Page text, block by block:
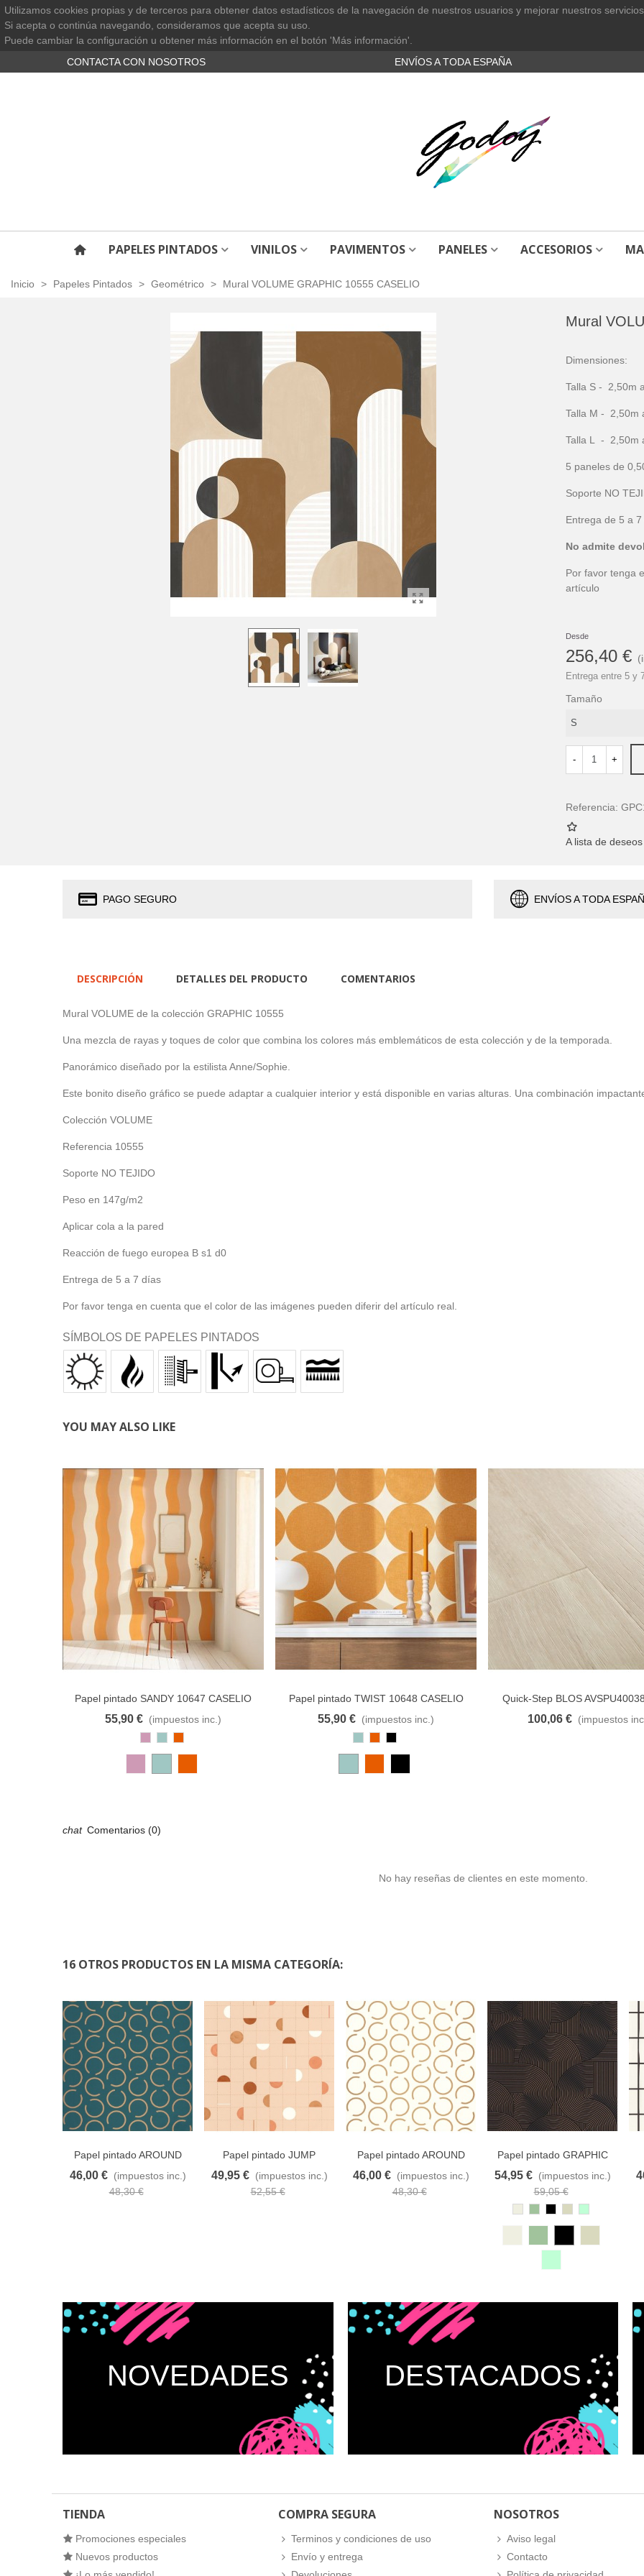
Utilizamos cookies propias y de terceros para obtener datos estadísticos de la navegación de nuestros usuarios y mejorar nuestros servicios.
Si acepta o continúa navegando, consideramos que acepta su uso.
Puede cambiar la configuración u obtener más información en el botón 'Más información'.
CONTACTA CON NOSOTROS ENVÍOS A TODA ESPAÑA
PAPELES PINTADOS VINILOS PAVIMENTOS PANELES ACCESORIOS
Inicio > Papeles Pintados > Geométrico > Mural VOLUME GRAPHIC 10555 CASELIO
Mural
Dimensiones:
Talla S - 2,50m
Talla M - 2,50m
Talla L - 2,50m
5 paneles de
Soporte NO
Entrega de 5 a
No admite
Por favor tenga
artículo
Desde
256,40 €
Entrega entre 5 y
Tamaño
- +
Referencia:
A lista de deseos
PAGO SEGURO ENVÍOS A TODA
DESCRIPCIÓN DETALLES DEL PRODUCTO COMENTARIOS
Mural VOLUME de la colección GRAPHIC 10555
Una mezcla de rayas y toques de color que combina los colores más emblemáticos de esta colección y de la temporada.
Panorámico diseñado por la estilista Anne/Sophie.
Este bonito diseño gráfico se puede adaptar a cualquier interior y está disponible en varias alturas. Una combinación
Colección VOLUME
Referencia 10555
Soporte NO TEJIDO
Peso en 147g/m2
Aplicar cola a la pared
Reacción de fuego europea B s1 d0
Entrega de 5 a 7 días
Por favor tenga en cuenta que el color de las imágenes pueden diferir del artículo real.
SÍMBOLOS DE PAPELES PINTADOS
YOU MAY ALSO LIKE
Añadir al carrito A lista de deseos
Papel pintado SANDY 10647 CASELIO
55,90 € (impuestos inc.)
Añadir al carrito A lista de deseos
Papel pintado TWIST 10648 CASELIO
55,90 € (impuestos inc.)
Añadir al carrito A lista de
Quick-Step BLOS
cañón beige
100,06 € (impuestos
Comentarios (0)
No hay reseñas de clientes en este momento.
16 OTROS PRODUCTOS EN LA MISMA CATEGORÍA:
Añadir al carrito A lista de deseos
Papel pintado AROUND
THE CLOCK 102906025
46,00 € (impuestos inc.)
48,30 €
Añadir al carrito A lista de deseos
Papel pintado JUMP
AROUND 102864021
49,95 € (impuestos inc.)
52,55 €
Añadir al carrito A lista de deseos
Papel pintado AROUND
THE CLOCK 102900020
46,00 € (impuestos inc.)
48,30 €
Añadir al carrito A lista de deseos
Papel pintado GRAPHIC
10551 CASELIO
54,95 € (impuestos inc.)
59,05 €
NOVEDADES DESTACADOS
TIENDA
Promociones especiales
Nuevos productos
COMPRA SEGURA
Terminos y condiciones de uso
Envío y entrega
NOSOTROS
Aviso legal
Contacto